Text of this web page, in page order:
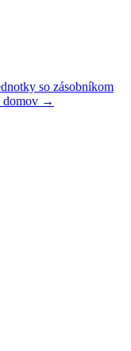
so zásobníkom
domov →